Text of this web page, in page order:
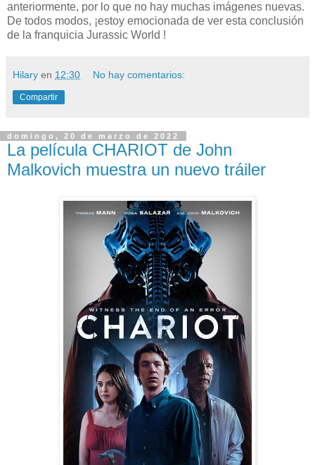
anteriormente, por lo que no hay muchas imágenes nuevas.
De todos modos, ¡estoy emocionada de ver esta conclusión
de la franquicia Jurassic World !
Hilary en 12:30 No hay comentarios:
Compartir
domingo, 20 de marzo de 2022
La película CHARIOT de John
Malkovich muestra un nuevo tráiler